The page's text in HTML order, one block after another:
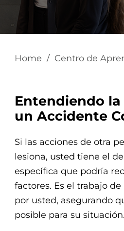
screen
reader;
accessibility
menu.
Home / Centro de
Entendiendo la
un Accidente
Si las acciones de otra
lesiona, usted tiene el
específica que podría
factores. Es el trabajo
por usted, asegurando
posible para su situación.